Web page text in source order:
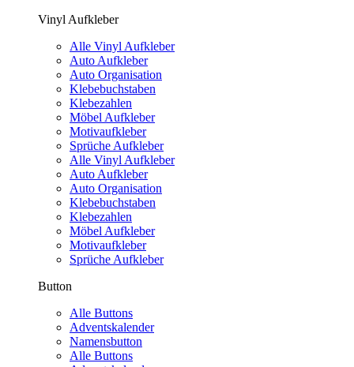
Vinyl Aufkleber
Alle Vinyl Aufkleber
Auto Aufkleber
Auto Organisation
Klebebuchstaben
Klebezahlen
Möbel Aufkleber
Motivaufkleber
Sprüche Aufkleber
Alle Vinyl Aufkleber
Auto Aufkleber
Auto Organisation
Klebebuchstaben
Klebezahlen
Möbel Aufkleber
Motivaufkleber
Sprüche Aufkleber
Button
Alle Buttons
Adventskalender
Namensbutton
Alle Buttons